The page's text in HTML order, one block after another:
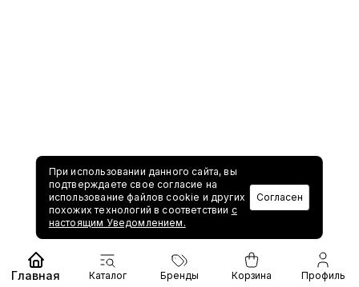
При использовании данного сайта, вы
подтверждаете свое согласие на
использование файлов cookie и других
похожих технологий в соответствии с
настоящим Уведомлением.
Согласен
Главная Каталог Бренды Корзина Профиль